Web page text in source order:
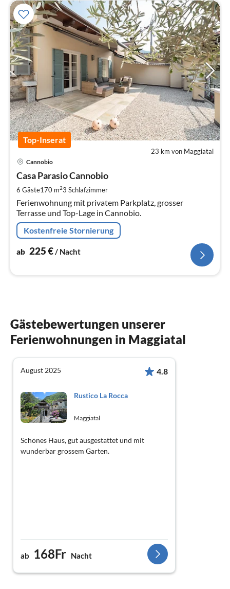
Top-Inserat
23 km von Maggiatal
Cannobio
Casa Parasio Cannobio
6 Gäste170 m23 Schlafzimmer
Ferienwohnung mit privatem Parkplatz, grosser
Terrasse und Top-Lage in Cannobio.
Kostenfreie Stornierung
ab 225€/ Nacht
Gästebewertungen unserer
Ferienwohnungen in Maggiatal
August 2025 4.8
Rustico La Rocca
Maggiatal
Schönes Haus, gut ausgestattet und mit
wunderbar grossem Garten.
ab 168Fr Nacht